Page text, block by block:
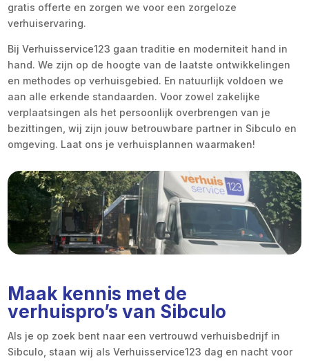
gratis offerte en zorgen we voor een zorgeloze
verhuiservaring.
Bij Verhuisservice123 gaan traditie en moderniteit hand in
hand. We zijn op de hoogte van de laatste ontwikkelingen
en methodes op verhuisgebied. En natuurlijk voldoen we
aan alle erkende standaarden. Voor zowel zakelijke
verplaatsingen als het persoonlijk overbrengen van je
bezittingen, wij zijn jouw betrouwbare partner in Sibculo en
omgeving. Laat ons je verhuisplannen waarmaken!
Maak kennis met de
verhuispro’s van Sibculo
Als je op zoek bent naar een vertrouwd verhuisbedrijf in
Sibculo, staan wij als Verhuisservice123 dag en nacht voor